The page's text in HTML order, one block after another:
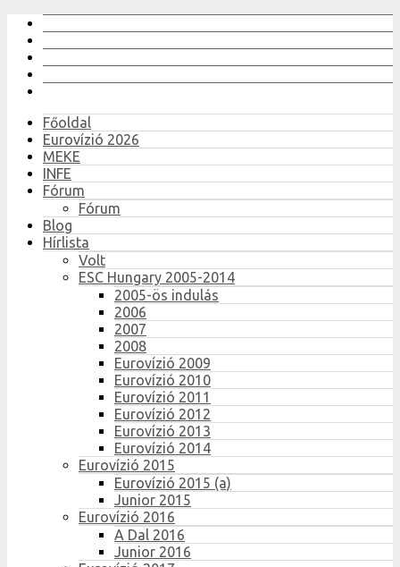
Főoldal
Eurovízió 2026
MEKE
INFE
Fórum
Fórum
Blog
Hírlista
Volt
ESC Hungary 2005-2014
2005-ös indulás
2006
2007
2008
Eurovízió 2009
Eurovízió 2010
Eurovízió 2011
Eurovízió 2012
Eurovízió 2013
Eurovízió 2014
Eurovízió 2015
Eurovízió 2015 (a)
Junior 2015
Eurovízió 2016
A Dal 2016
Junior 2016